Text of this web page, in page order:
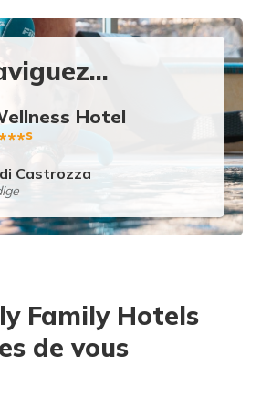
Hotel
***s
Castrozza
Family Hotels
de vous